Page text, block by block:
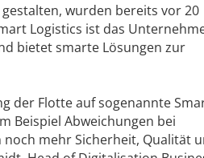
wurden bereits vor 20
Logistics ist das
bietet smarte Lösungen zur
der Flotte auf sogenannte
Beispiel Abweichungen bei
mehr Sicherheit, Qualität